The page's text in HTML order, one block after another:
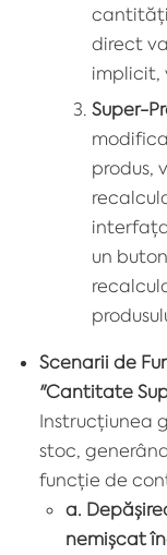
cantități
direct
implicit,
Super-
produs,
un
Scenarii de
"Cantitate
Instrucțiunea
stoc,
funcție de
a.
nemișcat